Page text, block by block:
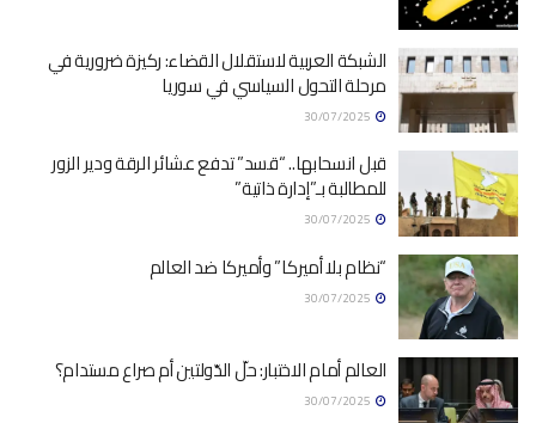
الشبكة العربية لاستقلال القضاء: ركيزة ضرورية في
مرحلة التحول السياسي في سوريا
قبل انسحابها.. “قسد” تدفع عشائر الرقة ودير الزور
للمطالبة بـ”إدارة ذاتية”
“نظام بلا أميركا” وأميركا ضد العالم
العالم أمام الاختبار: حلّ الدّولتين أم صراع مستدام؟